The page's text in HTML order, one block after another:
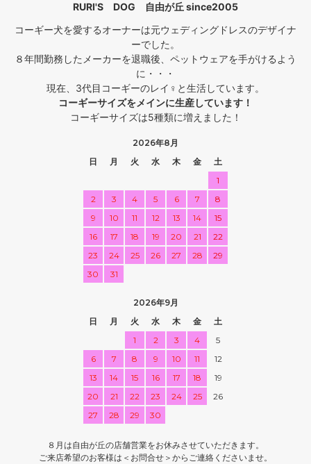
RURI'S DOG 自由が丘 since2005
コーギー犬を愛するオーナーは元ウェディングドレスのデザイナ
ーでした。
８年間勤務したメーカーを退職後、ペットウェアを手がけるよう
に・・・
現在、3代目コーギーのレイ♀と生活しています。
コーギーサイズをメインに生産しています！
コーギーサイズは5種類に増えました！
2026年8月
日
月 火 水 木 金
土
1
2
3 4 5 6 7
8
9
10 11 12 13 14
15
16
17 18 19 20 21
22
23
24 25 26 27 28
29
30
31
2026年9月
日
月 火 水 木 金
土
1
2 3 4
5
6
7 8 9 10 11
12
13
14 15 16 17 18
19
20
21 22 23 24 25
26
27
28 29 30
８月は自由が丘の店舗営業をお休みさせていただきます。
ご来店希望のお客様は＜お問合せ＞からご連絡くださいませ。